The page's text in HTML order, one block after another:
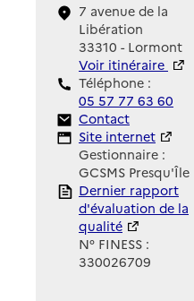
7 avenue de la
Libération
33310 - Lormont
Voir itinéraire
Téléphone :
05 57 77 63 60
Contact
Contact
Site Internet
Site internet
Gestionnaire :
GCSMS Presqu'Île
Rapport HAS
Dernier rapport
d'évaluation de la
qualité
N° FINESS :
330026709